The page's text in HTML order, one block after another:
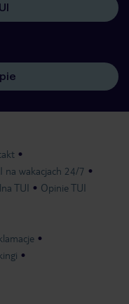
na wakacjach 24/7
TUI Opinie TUI